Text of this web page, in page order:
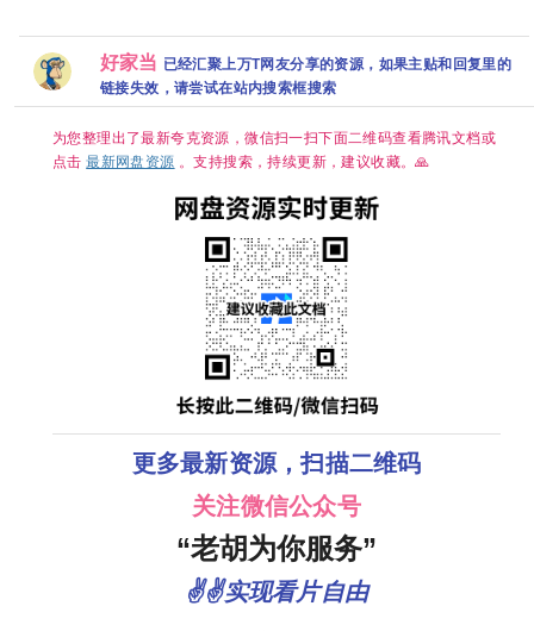
中
克/百度网盘
【单集1～
8GB】
字】【豆瓣：
好家当 已经汇聚上万T网友分享的资源，如果主贴和回复里的
链接失效，请尝试在站内搜索框搜索
为您整理出了最新夸克资源，微信扫一扫下面二维码查看腾讯文档或
点击最新网盘资源 。支持搜索，持续更新，建议收藏。🙏
更多最新资源，扫描二维码
关注微信公众号
“老胡为你服务”
✌✌实现看片自由